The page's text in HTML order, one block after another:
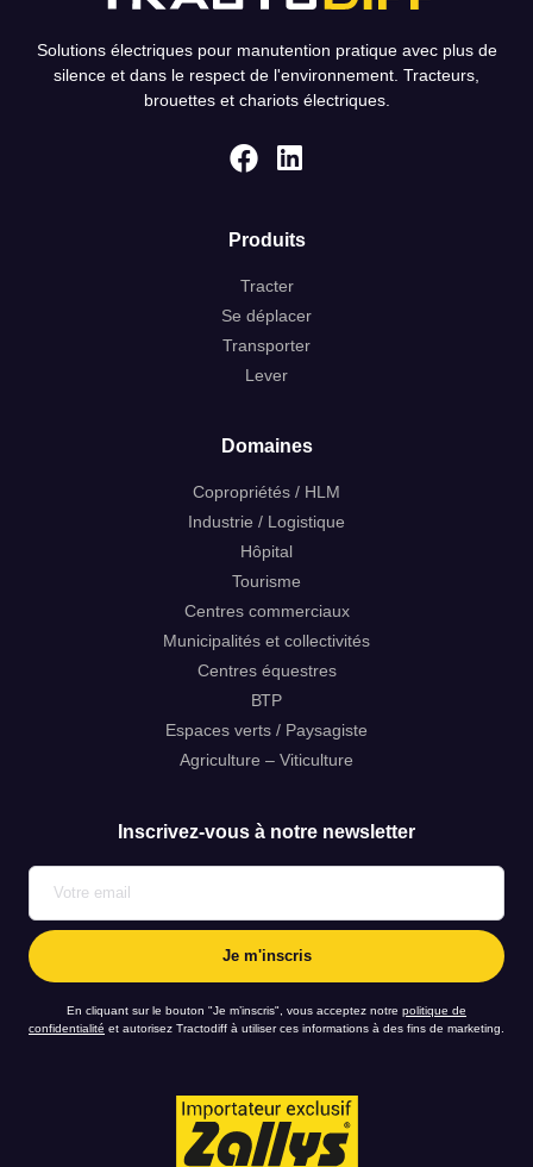
Solutions électriques pour manutention pratique avec plus de
silence et dans le respect de l'environnement. Tracteurs,
brouettes et chariots électriques.
Produits
Tracter
Se déplacer
Transporter
Lever
Domaines
Copropriétés / HLM
Industrie / Logistique
Hôpital
Tourisme
Centres commerciaux
Municipalités et collectivités
Centres équestres
ВТР
Espaces verts / Paysagiste
Agriculture – Viticulture
Inscrivez-vous à notre newsletter
En cliquant sur le bouton "Je m’inscris", vous acceptez notre politique de
confidentialité et autorisez Tractodiff à utiliser ces informations à des fins de marketing.
mon code postal est *
et j’aimerais être rappelé au numéro *
ou par email à l’adresse suivante *